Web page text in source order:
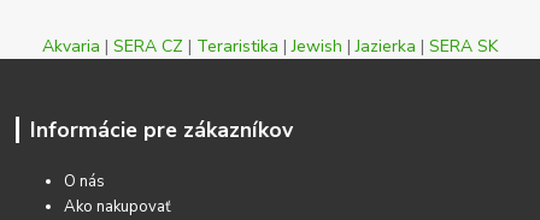
Akvaria | SERA CZ | Teraristika |Jewish |Jazierka | SERA SK
Informácie pre zákazníkov
O nás
Ako nakupovať